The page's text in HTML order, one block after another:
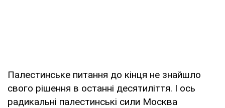
Палестинське питання до кінця не знайшло
свого рішення в останні десятиліття. І ось
радикальні палестинські сили Москва